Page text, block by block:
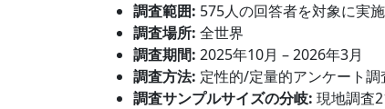
調査範囲: 575人の回答者を対象に実
調査場所: 全世界
調査期間: 2025年10月 – 2026年3月
調査方法: 定性的/定量的アンケート
調査サンプルサイズの分岐: 現地調査